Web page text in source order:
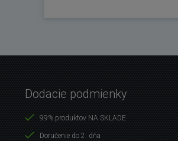
Dodacie podmienky
99% produktov NA SKLADE
Doručenie do 2. dňa